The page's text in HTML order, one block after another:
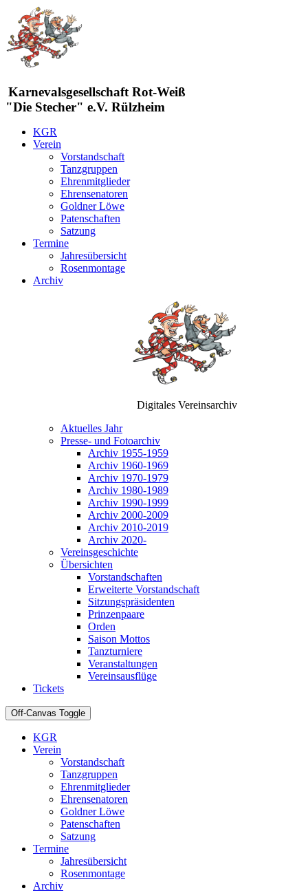
Karnevalsgesellschaft Rot-Weiß
"Die Stecher" e.V. Rülzheim
KGR
Verein
Vorstandschaft
Tanzgruppen
Ehrenmitglieder
Ehrensenatoren
Goldner Löwe
Patenschaften
Satzung
Termine
Jahresübersicht
Rosenmontage
Archiv
Digitales Vereinsarchiv
Aktuelles Jahr
Presse- und Fotoarchiv
Archiv 1955-1959
Archiv 1960-1969
Archiv 1970-1979
Archiv 1980-1989
Archiv 1990-1999
Archiv 2000-2009
Archiv 2010-2019
Archiv 2020-
Vereinsgeschichte
Übersichten
Vorstandschaften
Erweiterte Vorstandschaft
Sitzungspräsidenten
Prinzenpaare
Orden
Saison Mottos
Tanzturniere
Veranstaltungen
Vereinsausflüge
Tickets
Off-Canvas Toggle
KGR
Verein
Vorstandschaft
Tanzgruppen
Ehrenmitglieder
Ehrensenatoren
Goldner Löwe
Patenschaften
Satzung
Termine
Jahresübersicht
Rosenmontage
Archiv